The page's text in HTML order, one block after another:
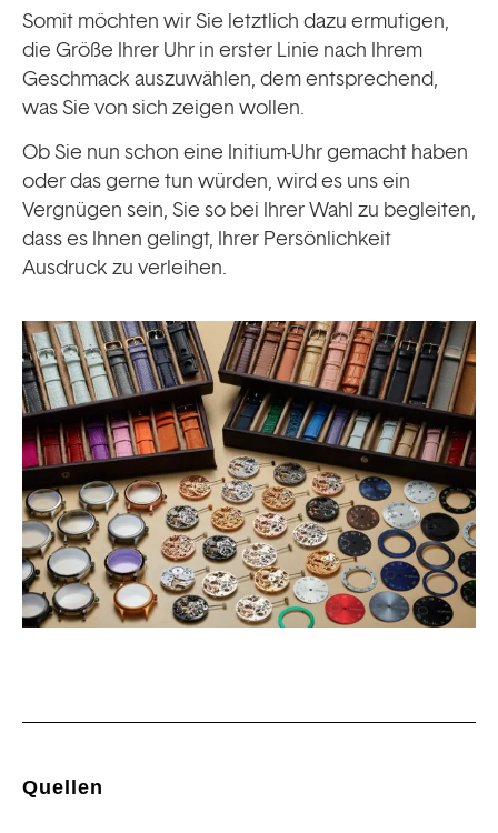
Somit möchten wir Sie letztlich dazu ermutigen,
die Größe Ihrer Uhr in erster Linie nach Ihrem
Geschmack auszuwählen, dem entsprechend,
was Sie von sich zeigen wollen.
Ob Sie nun schon eine Initium-Uhr gemacht haben
oder das gerne tun würden, wird es uns ein
Vergnügen sein, Sie so bei Ihrer Wahl zu begleiten,
dass es Ihnen gelingt, Ihrer Persönlichkeit
Ausdruck zu verleihen.
Quellen